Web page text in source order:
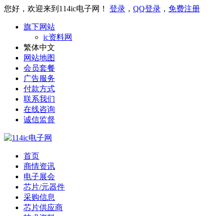
您好，欢迎来到114ic电子网！ 登录 ， QQ登录 ， 免费注册
旗下网站
ic资料网
繁体中文
网站地图
会员套餐
广告服务
付款方式
联系我们
在线咨询
诚信监督
首页
商情资讯
电子展会
芯片/元器件
采购信息
芯片供应商